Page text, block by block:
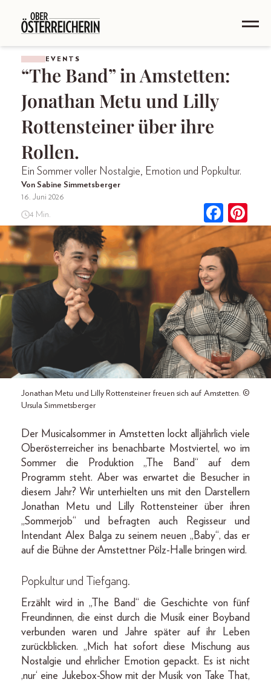
EVENTS
“The Band” in Amstetten:
Jonathan Metu und Lilly
Rottensteiner über ihre
Rollen.
Ein Sommer voller Nostalgie, Emotion und Popkultur.
Von Sabine Simmetsberger
16. Juni 2026
4 Min.
Jonathan Metu und Lilly Rottensteiner freuen sich auf Amstetten. ©
Ursula Simmetsberger
Der Musicalsommer in Amstetten lockt alljährlich viele
Oberösterreicher ins benachbarte Mostviertel, wo im
Sommer die Produktion „The Band“ auf dem
Programm steht. Aber was erwartet die Besucher in
diesem Jahr? Wir unterhielten uns mit den Darstellern
Jonathan Metu und Lilly Rottensteiner über ihren
„Sommerjob“ und befragten auch Regisseur und
Intendant Alex Balga zu seinem neuen „Baby“, das er
auf die Bühne der Amstettner Pölz-Halle bringen wird.
Popkultur und Tiefgang.
Erzählt wird in „The Band“ die Geschichte von fünf
Freundinnen, die einst durch die Musik einer Boyband
verbunden waren und Jahre später auf ihr Leben
zurückblicken. „Mich hat sofort diese Mischung aus
Nostalgie und ehrlicher Emotion gepackt. Es ist nicht
‚nur‘ eine Jukebox-Show mit der Musik von Take That,